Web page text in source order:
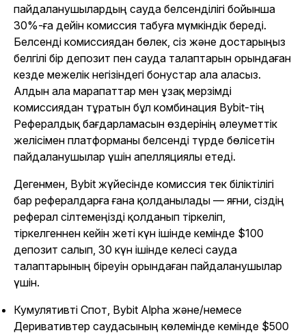
пайдаланушылардың сауда белсенділігі бойынша
30%-ға дейін комиссия табуға мүмкіндік береді.
Белсенді комиссиядан бөлек, сіз және достарыңыз
белгілі бір депозит пен сауда талаптарын орындаған
кезде межелік негізіндегі бонустар ала аласыз.
Алдын ала марапаттар мен ұзақ мерзімді
комиссиядан тұратын бұл комбинация Bybit-тің
Рефералдық бағдарламасын өздерінің әлеуметтік
желісімен платформаны белсенді түрде бөлісетін
пайдаланушылар үшін апелляциялы етеді.
Дегенмен, Bybit жүйесінде комиссия тек біліктілігі
бар рефералдарға ғана қолданылады — яғни, сіздің
реферал сілтемеңізді қолданып тіркеліп,
тіркелгеннен кейін жеті күн ішінде кемінде $100
депозит салып, 30 күн ішінде келесі сауда
талаптарының біреуін орындаған пайдаланушылар
үшін.
Кумулятивті Спот, Bybit Alpha және/немесе
Деривативтер саудасының көлемінде кемінде $500